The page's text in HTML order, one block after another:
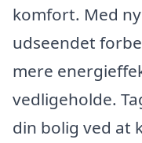
komfort. Med
udseendet
mere
vedligeholde.
din bolig ved at